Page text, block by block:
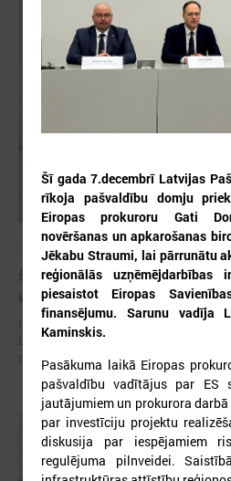
2026. gada 30. jūlijs
5. augustā notiks Latvijas
un Iekšlietu ministrijas
Latvijas Pašvaldību savienība aicina
Latvijas Pašvaldību savienības
plkst. 14:30 LPS 4. stāva zālē (Mazā Pils
Šī gada 7.decembrī Latvijas
rīkoja pašvaldību domju
Eiropas prokuroru Gati
novēršanas un apkarošanas
Jēkabu Straumi, lai pārrunātu
reģionālās uzņēmējdarbības
piesaistot Eiropas
finansējumu. Sarunu vadīja
Kaminskis.
Pasākuma laikā Eiropas
pašvaldību vadītājus par ES
jautājumiem un prokurora
par investīciju projektu
diskusija par iespējamiem
regulējuma pilnveidei.